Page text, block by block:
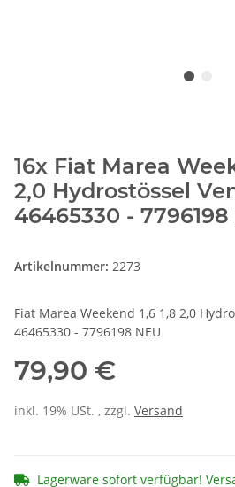
16x Fiat Marea
2,0 Hydrostössel
46465330 - 7796198
Artikelnummer: 2273
Fiat Marea Weekend 1,6 1,8 2,0
46465330 - 7796198 NEU
79,90 €
inkl. 19% USt. , zzgl. Versand
Lagerware sofort verfügbar!